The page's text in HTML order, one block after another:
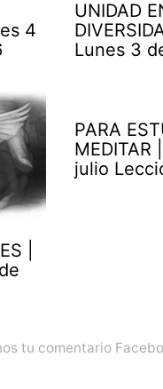
4
UNIDAD
Lunes 3
|
PARA
MEDITAR
julio
tu comentario